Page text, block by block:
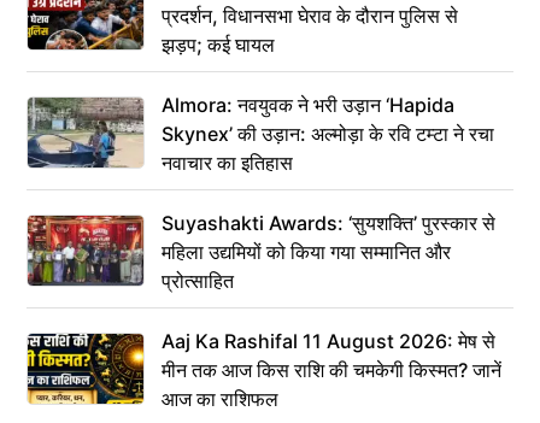
प्रदर्शन, विधानसभा घेराव के दौरान पुलिस से
झड़प; कई घायल
Almora: नवयुवक ने भरी उड़ान ‘Hapida
Skynex’ की उड़ान: अल्मोड़ा के रवि टम्टा ने रचा
नवाचार का इतिहास
Suyashakti Awards: ‘सुयशक्ति’ पुरस्कार से
महिला उद्यमियों को किया गया सम्मानित और
प्रोत्साहित
Aaj Ka Rashifal 11 August 2026: मेष से
मीन तक आज किस राशि की चमकेगी किस्मत? जानें
आज का राशिफल